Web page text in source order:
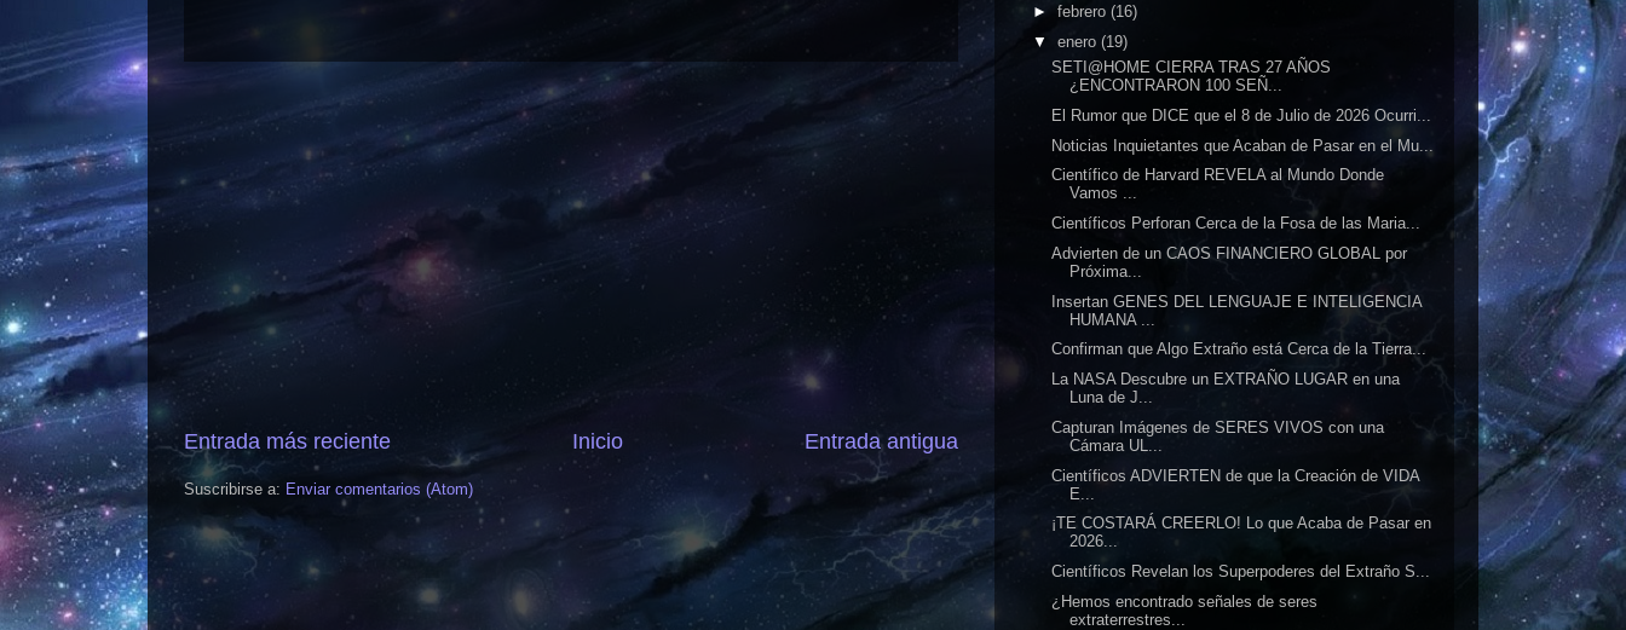
Entrada más reciente Entrada antigua
Inicio
Suscribirse a: Enviar comentarios (Atom)
► febrero (16)
▼ enero (19)
SETI@HOME CIERRA TRAS 27 AÑOS
¿ENCONTRARON 100 SEÑ...
El Rumor que DICE que el 8 de Julio de 2026 Ocurri...
Noticias Inquietantes que Acaban de Pasar en el Mu...
Científico de Harvard REVELA al Mundo Donde
Vamos ...
Científicos Perforan Cerca de la Fosa de las Maria...
Advierten de un CAOS FINANCIERO GLOBAL por
Próxima...
Insertan GENES DEL LENGUAJE E INTELIGENCIA
HUMANA ...
Confirman que Algo Extraño está Cerca de la Tierra...
La NASA Descubre un EXTRAÑO LUGAR en una
Luna de J...
Capturan Imágenes de SERES VIVOS con una
Cámara UL...
Científicos ADVIERTEN de que la Creación de VIDA
E...
¡TE COSTARÁ CREERLO! Lo que Acaba de Pasar en
2026...
Científicos Revelan los Superpoderes del Extraño S...
¿Hemos encontrado señales de seres
extraterrestres...